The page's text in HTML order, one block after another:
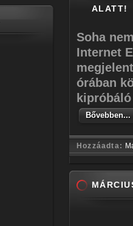
ALATT!
Soha
Internet
órában
Bővebben...
Hozzáadta: